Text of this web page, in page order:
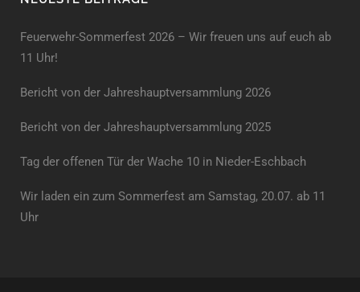
Feuerwehr-Sommerfest 2026 – Wir freuen uns auf euch ab
11 Uhr!
Bericht von der Jahreshauptversammlung 2026
Bericht von der Jahreshaupt­versammlung 2025
Tag der offenen Tür der Wache 10 in Nieder-Eschbach
Wir laden ein zum Sommerfest am Samstag, 20.07. ab 11
Uhr